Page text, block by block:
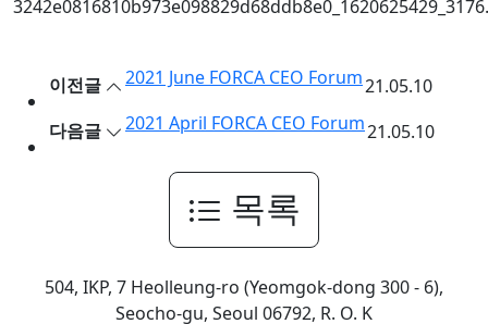
이전글 2021 June FORCA CEO Forum21.05.10
다음글
2021 April FORCA CEO Forum21.05.10
목록
504, IKP, 7 Heolleung-ro (Yeomgok-dong 300 - 6),
Seocho-gu, Seoul 06792, R. O. K